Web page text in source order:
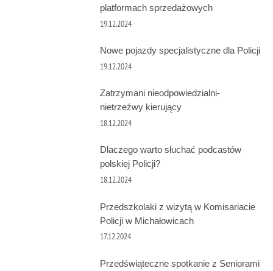
platformach sprzedażowych
19.12.2024
Nowe pojazdy specjalistyczne dla Policji
19.12.2024
Zatrzymani nieodpowiedzialni-
nietrzeźwy kierujący
18.12.2024
Dlaczego warto słuchać podcastów
polskiej Policji?
18.12.2024
Przedszkolaki z wizytą w Komisariacie
Policji w Michałowicach
17.12.2024
Przedświąteczne spotkanie z Seniorami